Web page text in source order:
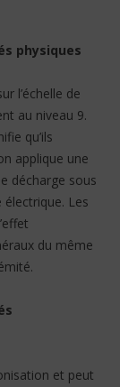
physiques
l’échelle de
au niveau 9.
qu’ils
applique une
décharge sous
Les
du même
et peut